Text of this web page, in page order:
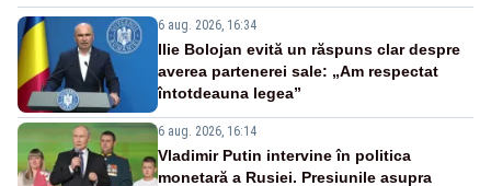
6 aug. 2026, 16:34
Ilie Bolojan evită un răspuns clar despre
averea partenerei sale: „Am respectat
întotdeauna legea”
6 aug. 2026, 16:14
Vladimir Putin intervine în politica
monetară a Rusiei. Presiunile asupra